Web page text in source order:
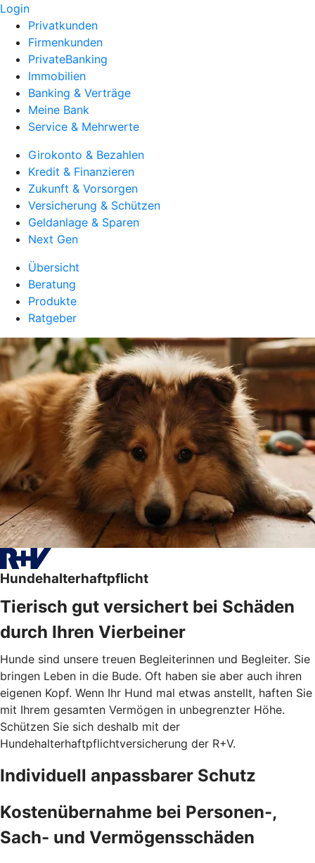
Login
Privatkunden
Firmenkunden
PrivateBanking
Immobilien
Banking & Verträge
Meine Bank
Service & Mehrwerte
Girokonto & Bezahlen
Kredit & Finanzieren
Zukunft & Vorsorgen
Versicherung & Schützen
Geldanlage & Sparen
Next Gen
Übersicht
Beratung
Produkte
Ratgeber
Hundehalterhaftpflicht
Tierisch gut versichert bei Schäden
durch Ihren Vierbeiner
Hunde sind unsere treuen Begleiterinnen und Begleiter. Sie
bringen Leben in die Bude. Oft haben sie aber auch ihren
eigenen Kopf. Wenn Ihr Hund mal etwas anstellt, haften Sie
mit Ihrem gesamten Vermögen in unbegrenzter Höhe.
Schützen Sie sich deshalb mit der
Hundehalterhaftpflichtversicherung der R+V.
Individuell anpassbarer Schutz
Kostenübernahme bei Personen-,
Sach- und Vermögensschäden